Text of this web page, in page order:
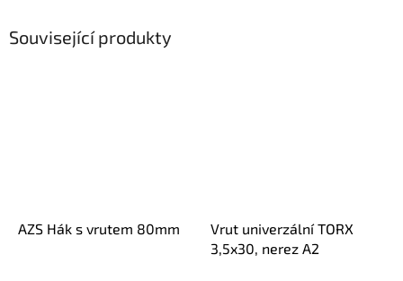
Související produkty
AZS Hák s vrutem 80mm
Vrut univerzální TORX
3,5x30, nerez A2